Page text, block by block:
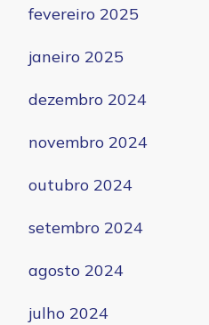
fevereiro 2025
janeiro 2025
dezembro 2024
novembro 2024
outubro 2024
setembro 2024
agosto 2024
julho 2024